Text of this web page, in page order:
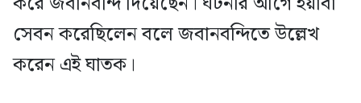
সেবন করেছিলেন বলে জবানবন্দিতে উল্লেখ
করেন এই ঘাতক।